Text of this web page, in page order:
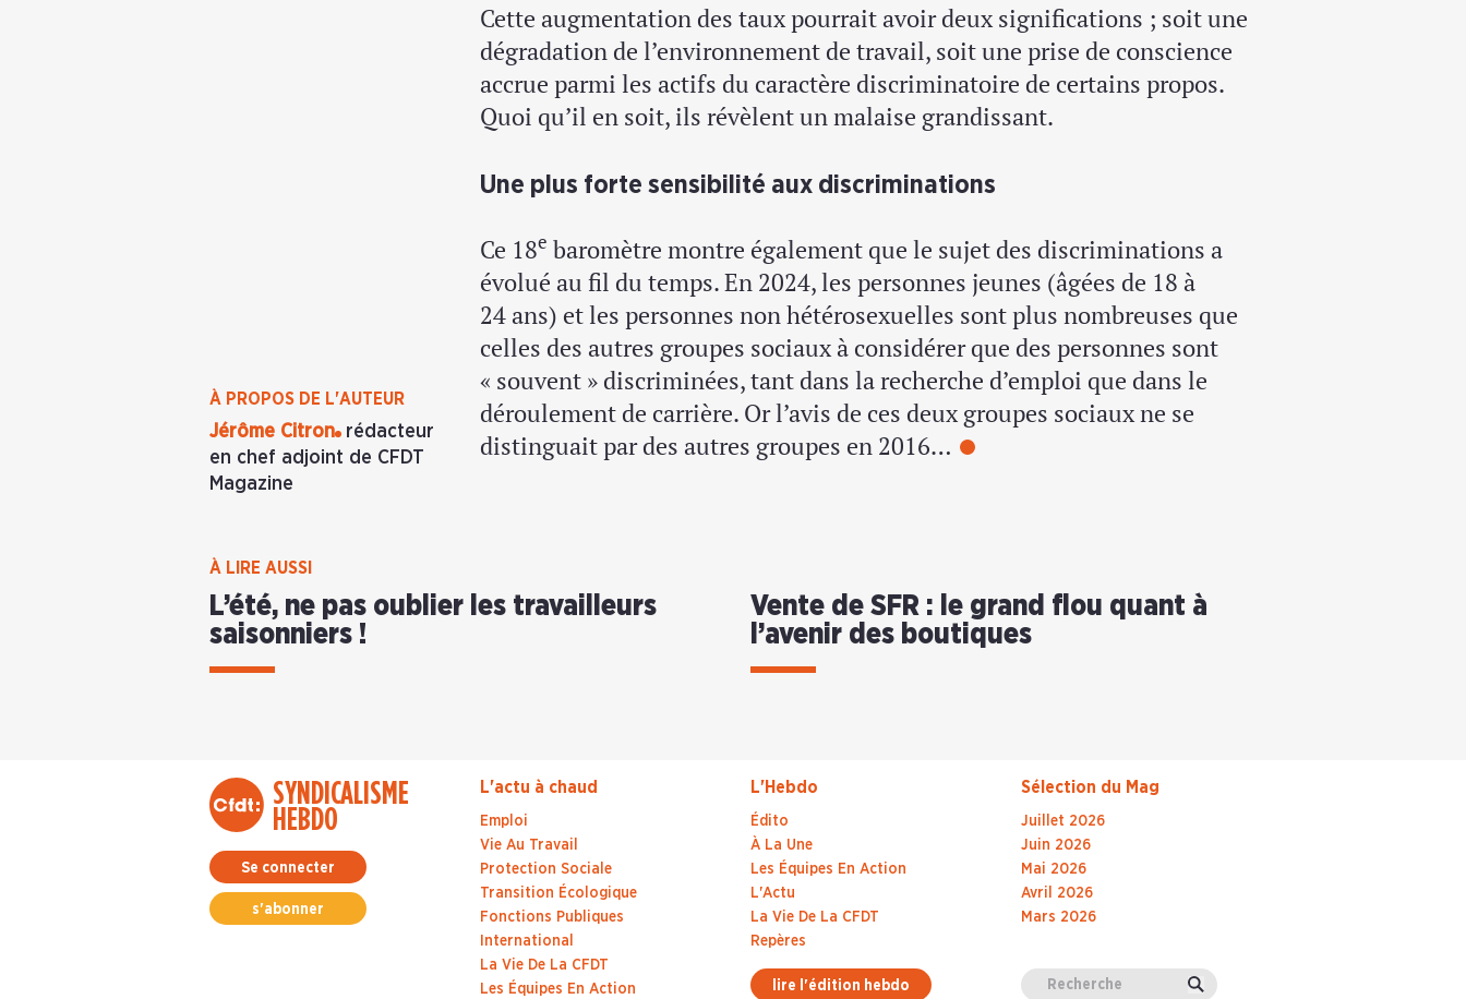
Cette augmentation des taux pourrait avoir deux significations ; soit une
dégradation de l’environnement de travail, soit une prise de conscience
accrue parmi les actifs du caractère discriminatoire de certains propos.
Quoi qu’il en soit, ils révèlent un malaise grandissant.
Une plus forte sensibilité aux discriminations
À PROPOS DE L'AUTEUR
Jérôme Citron
rédacteur
en chef adjoint de CFDT
Magazine
Ce 18e baromètre montre également que le sujet des discriminations a
évolué au fil du temps. En 2024, les personnes jeunes (âgées de 18 à
24 ans) et les personnes non hétérosexuelles sont plus nombreuses que
celles des autres groupes sociaux à considérer que des personnes sont
« souvent » discriminées, tant dans la recherche d’emploi que dans le
déroulement de carrière. Or l’avis de ces deux groupes sociaux ne se
distinguait par des autres groupes en 2016…
À LIRE AUSSI
L’été, ne pas oublier les travailleurs
saisonniers !
Vente de SFR : le grand flou quant à
l’avenir des boutiques
SYNDICALISME
HEBDO
Se connecter
s'abonner
L'actu à chaud
Emploi
Vie Au Travail
Protection Sociale
Transition Écologique
Fonctions Publiques
International
La Vie De La CFDT
Les Équipes En Action
L'Hebdo
Édito
À La Une
Les Équipes En Action
L'Actu
La Vie De La CFDT
Repères
lire l'édition hebdo
Sélection du Mag
Juillet 2026
Juin 2026
Mai 2026
Avril 2026
Mars 2026
Valider